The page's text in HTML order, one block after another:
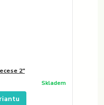
2"
Skladem